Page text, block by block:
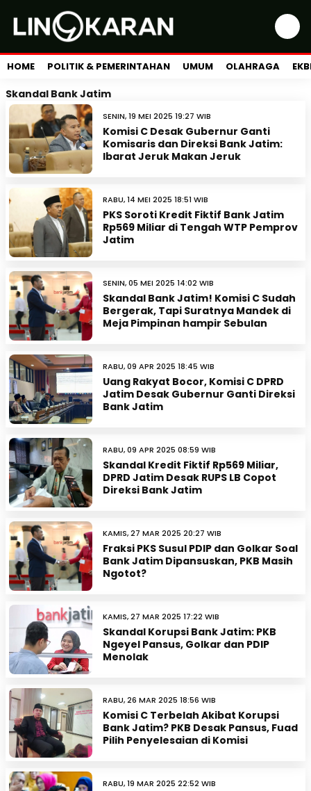
HOME POLITIK & PEMERINTAHAN UMUM OLAHRAGA
Skandal Bank Jatim
SENIN, 19 MEI 2025 19:27 WIB
Komisi C Desak Gubernur Ganti
Komisaris dan Direksi Bank Jatim:
Ibarat Jeruk Makan Jeruk
RABU, 14 MEI 2025 18:51 WIB
PKS Soroti Kredit Fiktif Bank Jatim
Rp569 Miliar di Tengah WTP Pemprov
Jatim
SENIN, 05 MEI 2025 14:02 WIB
Skandal Bank Jatim! Komisi C Sudah
Bergerak, Tapi Suratnya Mandek di
Meja Pimpinan hampir Sebulan
RABU, 09 APR 2025 18:45 WIB
Uang Rakyat Bocor, Komisi C DPRD
Jatim Desak Gubernur Ganti Direksi
Bank Jatim
RABU, 09 APR 2025 08:59 WIB
Skandal Kredit Fiktif Rp569 Miliar,
DPRD Jatim Desak RUPS LB Copot
Direksi Bank Jatim
KAMIS, 27 MAR 2025 20:27 WIB
Fraksi PKS Susul PDIP dan Golkar Soal
Bank Jatim Dipansuskan, PKB Masih
Ngotot?
KAMIS, 27 MAR 2025 17:22 WIB
Skandal Korupsi Bank Jatim: PKB
Ngeyel Pansus, Golkar dan PDIP
Menolak
RABU, 26 MAR 2025 18:56 WIB
Komisi C Terbelah Akibat Korupsi
Bank Jatim? PKB Desak Pansus, Fuad
Pilih Penyelesaian di Komisi
RABU, 19 MAR 2025 22:52 WIB